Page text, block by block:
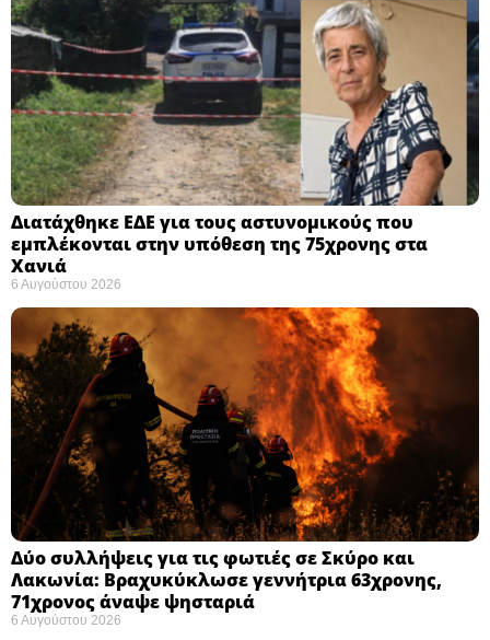
Διατάχθηκε ΕΔΕ για τους αστυνομικούς που
εμπλέκονται στην υπόθεση της 75χρονης στα
Χανιά
6 Αυγούστου 2026
Δύο συλλήψεις για τις φωτιές σε Σκύρο και
Λακωνία: Βραχυκύκλωσε γεννήτρια 63χρονης,
71χρονος άναψε ψησταριά
6 Αυγούστου 2026